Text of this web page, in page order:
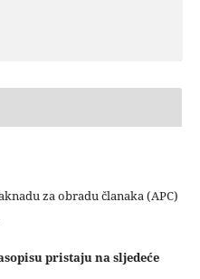
za obradu članaka (APC)
pristaju na sljedeće